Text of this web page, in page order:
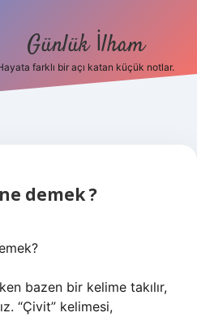
Günlük İlham
farklı bir açı katan küçük notlar.
demek ?
bazen bir kelime takılır,
“Çivit” kelimesi,